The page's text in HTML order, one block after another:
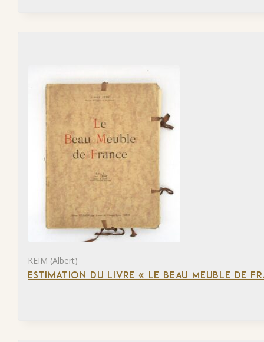
KEIM (Albert)
ESTIMATION DU LIVRE « LE BEAU MEUBLE DE